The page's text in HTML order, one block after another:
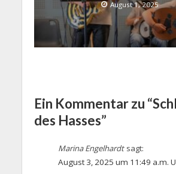
August 1, 2025
Ein Kommentar zu
des Hasses”
Marina Engelhardt sagt:
August 3, 2025 um 11:49 a.m.